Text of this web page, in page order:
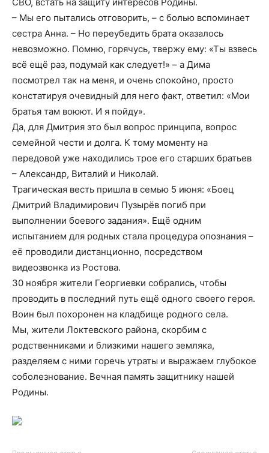
– Мы его пытались отговорить, – с болью вспоминает
сестра Анна. – Но переубедить брата оказалось
невозможно. Помню, горячусь, твержу ему: «Ты взвесь
всё ещё раз, подумай как следует!» – а Дима
посмотрел так на меня, и очень спокойно, просто
констатируя очевидный для него факт, ответил: «Мои
братья там воюют. И я пойду».
Да, для Дмитрия это был вопрос принципа, вопрос
семейной чести и долга. К тому моменту на
передовой уже находились трое его старших братьев
– Александр, Виталий и Николай.
Трагическая весть пришла в семью 5 июня: «Боец
Дмитрий Владимирович Пузырёв погиб при
выполнении боевого задания». Ещё одним
испытанием для родных стала процедура опознания –
её проводили дистанционно, посредством
видеозвонка из Ростова.
30 ноября жители Георгиевки собрались, чтобы
проводить в последний путь ещё одного своего героя.
Воин был похоронен на кладбище родного села.
Мы, жители Локтевского района, скорбим с
родственниками и близкими нашего земляка,
разделяем с ними горечь утраты и выражаем глубокое
соболезнование. Вечная память защитнику нашей
Родины.